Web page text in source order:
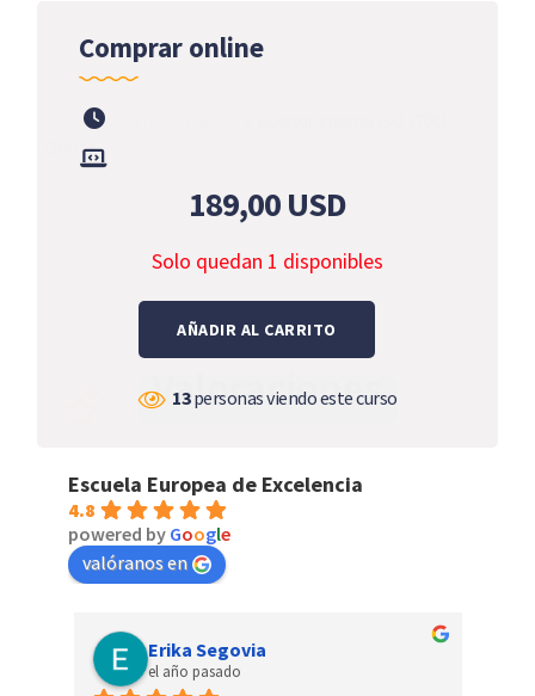
Comprar online
189,00USD
Solo quedan 1 disponibles
AÑADIR AL CARRITO
13personas viendo este curso
Inicio
Oferta
Valoraciones
Escuela Europea de Excelencia
4.8
powered by Google
valóranos en
Erika Segovia
el año pasado